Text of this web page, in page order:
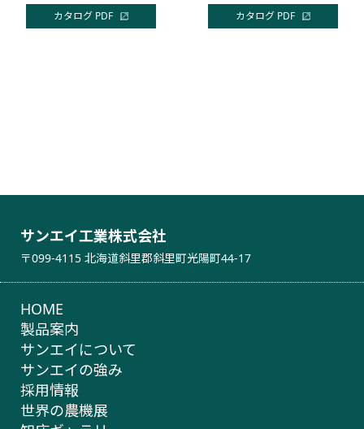
カタログ PDF カタログ PDF
サンエイ工業株式会社
〒099-4115 北海道斜里郡斜里町光陽町44-17
HOME
製品案内
サンエイについて
サンエイの強み
採用情報
世界の農機展